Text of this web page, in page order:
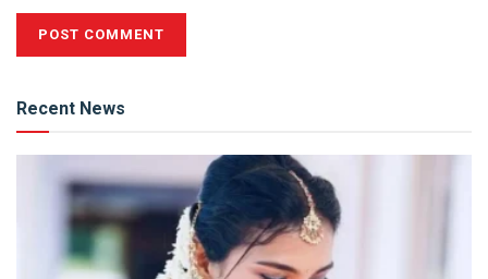
Recent News